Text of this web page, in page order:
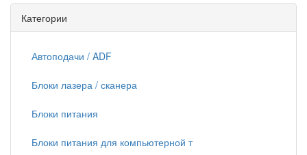
Категории
Автоподачи / ADF
Блоки лазера / сканера
Блоки питания
Блоки питания для компьютерной т